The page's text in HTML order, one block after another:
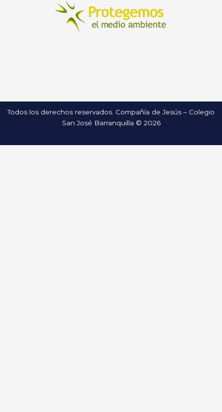
Todos los derechos reservados. Compañía de Jesús – Colegio
San José Barranquilla © 2026